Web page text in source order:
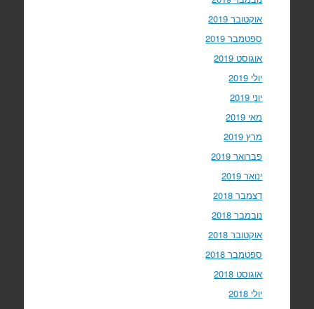
אוקטובר 2019
ספטמבר 2019
אוגוסט 2019
יולי 2019
יוני 2019
מאי 2019
מרץ 2019
פברואר 2019
ינואר 2019
דצמבר 2018
נובמבר 2018
אוקטובר 2018
ספטמבר 2018
אוגוסט 2018
יולי 2018